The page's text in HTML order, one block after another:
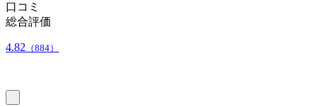
口コミ
総合評価
4.82 （884）